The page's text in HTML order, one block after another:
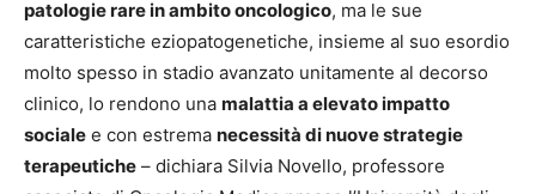
patologie rare in ambito oncologico, ma le sue
caratteristiche eziopatogenetiche, insieme al suo esordio
molto spesso in stadio avanzato unitamente al decorso
clinico, lo rendono una malattia a elevato impatto
sociale e con estrema necessità di nuove strategie
terapeutiche – dichiara Silvia Novello, professore